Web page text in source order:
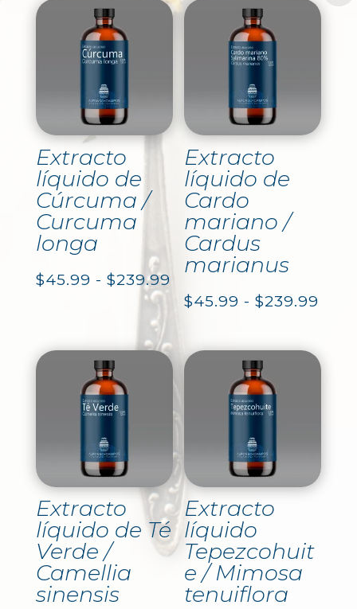
Extracto
líquido de
Cúrcuma /
Curcuma
longa
$45.99 - $239.99
de
precios:
desde
$239.99
Extracto
líquido de
Cardo
mariano /
Cardus
marianus
$45.99 - $239.99
Extracto
líquido de Té
Verde /
Camellia
sinensis
Extracto
líquido
Tepezcohuit
e / Mimosa
tenuiflora